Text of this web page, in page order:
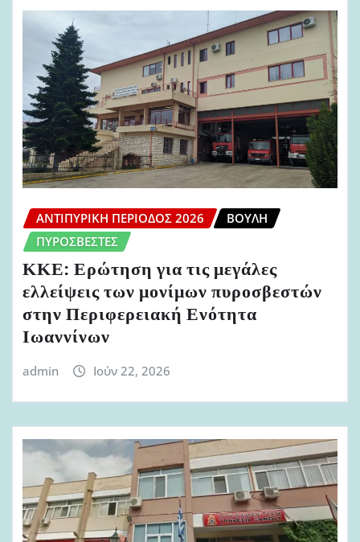
ΑΝΤΙΠΥΡΙΚΉ ΠΕΡΊΟΔΟΣ 2026
ΒΟΥΛΉ
ΠΥΡΟΣΒΈΣΤΕΣ
ΚΚΕ: Ερώτηση για τις μεγάλες
ελλείψεις των μονίμων πυροσβεστών
στην Περιφερειακή Ενότητα
Ιωαννίνων
admin Ιούν 22, 2026